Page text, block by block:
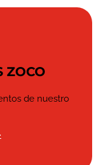
ZOCO
de nuestro